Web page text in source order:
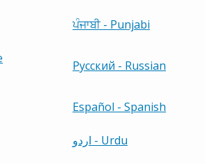
ਪੰਜਾਬੀ- Punjabi
Русский - Russian
Español - Spanish
اردو - Urdu